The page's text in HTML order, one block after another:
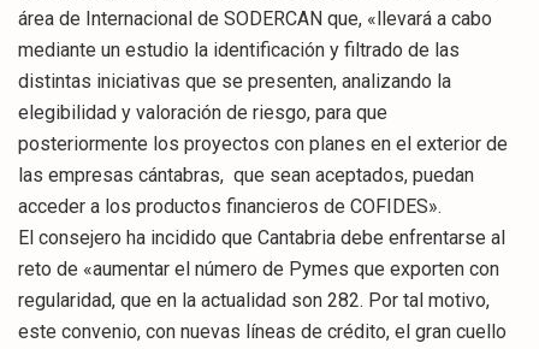
área de Internacional de SODERCAN que, «llevará a cabo
mediante un estudio la identificación y filtrado de las
distintas iniciativas que se presenten, analizando la
elegibilidad y valoración de riesgo, para que
posteriormente los proyectos con planes en el exterior de
las empresas cántabras, que sean aceptados, puedan
acceder a los productos financieros de COFIDES».
El consejero ha incidido que Cantabria debe enfrentarse al
reto de «aumentar el número de Pymes que exporten con
regularidad, que en la actualidad son 282. Por tal motivo,
este convenio, con nuevas líneas de crédito, el gran cuello